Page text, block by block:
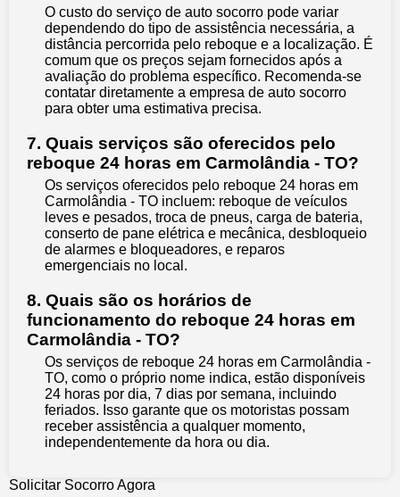
O custo do serviço de auto socorro pode variar
dependendo do tipo de assistência necessária, a
distância percorrida pelo reboque e a localização. É
comum que os preços sejam fornecidos após a
avaliação do problema específico. Recomenda-se
contatar diretamente a empresa de auto socorro
para obter uma estimativa precisa.
7. Quais serviços são oferecidos pelo
reboque 24 horas em Carmolândia - TO?
Os serviços oferecidos pelo reboque 24 horas em
Carmolândia - TO incluem: reboque de veículos
leves e pesados, troca de pneus, carga de bateria,
conserto de pane elétrica e mecânica, desbloqueio
de alarmes e bloqueadores, e reparos
emergenciais no local.
8. Quais são os horários de
funcionamento do reboque 24 horas em
Carmolândia - TO?
Os serviços de reboque 24 horas em Carmolândia -
TO, como o próprio nome indica, estão disponíveis
24 horas por dia, 7 dias por semana, incluindo
feriados. Isso garante que os motoristas possam
receber assistência a qualquer momento,
independentemente da hora ou dia.
Solicitar Socorro Agora